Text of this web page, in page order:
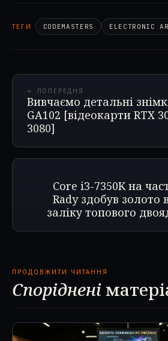
ТЕГИ CODEMASTERS ELECTRONIC
← ПОПЕРЕДНЯ
Вивчаємо детальні
GA102 [відеокарти RTX
3080]
Core i3-7350K на
Rady здобув
заліку топового
ПРОДОВЖИТИ ЧИТАННЯ
Споріднені